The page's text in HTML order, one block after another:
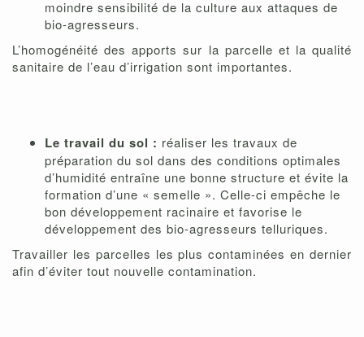
moindre sensibilité de la culture aux attaques de
bio-agresseurs.
L’homogénéité des apports sur la parcelle et la qualité
sanitaire de l’eau d’irrigation sont importantes.
Le travail du sol : réaliser les travaux de
préparation du sol dans des conditions optimales
d’humidité entraîne une bonne structure et évite la
formation d’une « semelle ». Celle-ci empêche le
bon développement racinaire et favorise le
développement des bio-agresseurs telluriques.
Travailler les parcelles les plus contaminées en dernier
afin d’éviter tout nouvelle contamination.